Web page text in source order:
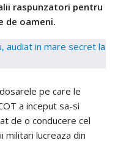
raspunzatori pentru
de oameni.
pe care le
a inceput sa-si
de o conducere cel
militari lucreaza din